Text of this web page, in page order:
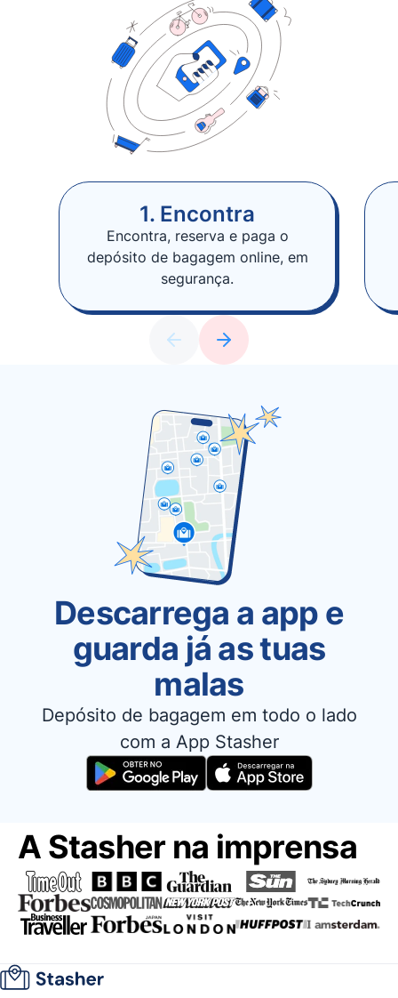
1. Encontra
Encontra, reserva e paga o
depósito de bagagem online, em
segurança.
Descarrega a app e
guarda já as tuas
malas
Depósito de bagagem em todo o lado
com a App Stasher
A Stasher na imprensa